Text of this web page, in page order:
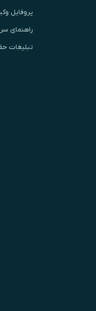
پروفایل
راهنمای
تبلیغات